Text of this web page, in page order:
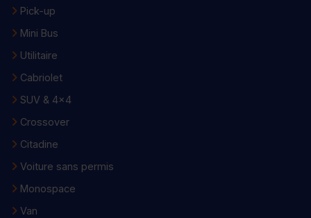
Pick-up
Mini Bus
Utilitaire
Cabriolet
SUV & 4x4
Crossover
Citadine
Voiture sans permis
Monospace
Van